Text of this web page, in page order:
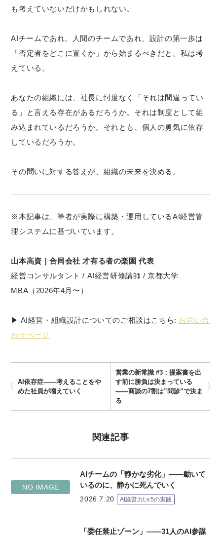
も考えていないだけかもしれない。
AIチームであれ、人間のチームであれ、設計の第一歩は
「否定者をどこに置くか」から始まるべきだと、私は考
えている。
あなたの組織には、社長に忖度なく「それは間違ってい
る」と言える存在があるだろうか。それは制度として組
み込まれているだろうか。それとも、個人の勇気に依存
しているだろうか。
その問いに対する答えが、組織の未来を決める。
※本記事は、筆者が実際に構築・運用しているAI経営管
理システムに基づいています。
山本高資｜合同会社 才有る者の楽園 代表
経営コンサルタント / AI経営研修講師 / 京都大学
MBA（2026年4月〜）
▶ AI経営・組織設計についてのご相談はこちら: お問い合
わせページ
AI依存症——考えることをや
めた社員が増えていく
営業の新常識 #3：提案書を出
す前に勝負は決まっている
——商談の7割は”問診”で決ま
る
関連記事
NO IMAGE
AIチームの「静かな劣化」――動いて
いるのに、静かに死んでいく
2026.7.20 AI経営力Lv.5の実践
「委任禁止ゾーン」——31人のAI参謀